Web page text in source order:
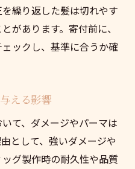
繰り返した髪は切れやす
があります。寄付前に、
ックし、基準に合うか確
える影響
て、ダメージやパーマは
として、強いダメージや
グ製作時の耐久性や品質